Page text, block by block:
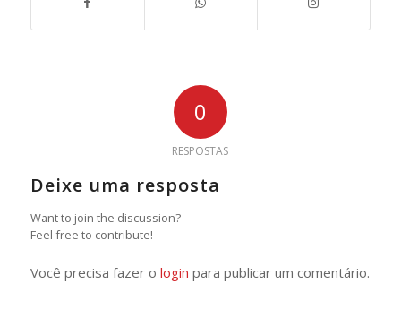
0
RESPOSTAS
Deixe uma resposta
Want to join the discussion?
Feel free to contribute!
Você precisa fazer o login para publicar um comentário.